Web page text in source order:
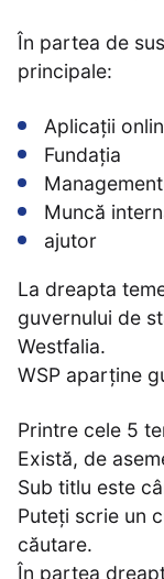
În partea de
principale:
Aplicații
Fundația
Muncă
ajutor
La dreapta
guvernului de
Westfalia.
WSP aparține
Printre cele 5
Există, de
Sub titlu este
Puteți scrie un
căutare.
În partea